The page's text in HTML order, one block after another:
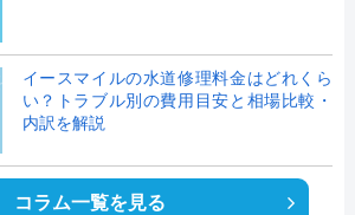
イースマイルの水道修理料金はどれくら
い？トラブル別の費用目安と相場比較・
内訳を解説
コラム一覧を見る